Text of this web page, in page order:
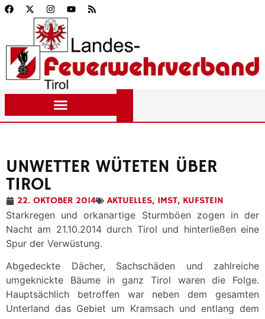
UNWETTER WÜTETEN ÜBER
TIROL
22. OKTOBER 2014 AKTUELLES, IMST, KUFSTEIN
Starkregen und orkanartige Sturmböen zogen in der
Nacht am 21.10.2014 durch Tirol und hinterließen eine
Spur der Verwüstung.
Abgedeckte Dächer, Sachschäden und zahlreiche
umgeknickte Bäume in ganz Tirol waren die Folge.
Hauptsächlich betroffen war neben dem gesamten
Unterland das Gebiet um Kramsach und entlang dem